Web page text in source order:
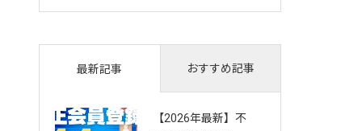
対
最新記事 おすすめ記事
【2026年最新】不